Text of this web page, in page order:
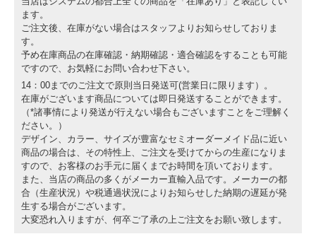
ます。
ご注文後、在庫がない場合はスタッフよりお知らせしておりま
す。
予め在庫商品の在庫確認・納期確認・適合確認をすることも可能
ですので、お気軽にお問い合わせ下さい。
14：00までのご注文で原則当日発送可(営業日に限ります）。
在庫がございます商品については即日発送することができます。
（*諸事情により発送が行えない場合もございますことをご理解く
ださい。）
デザイン、カラー、サイズが豊富なセミオーダーメイド品に近い
商品の場合は、その特性上、ご注文を受けてからの生産になりま
すので、お客様のお手元に届くまでお時間を頂いております。
また、当店の商品の多くがメーカー直輸入品です。メーカーの都
合（生産状況）や税通過状況によりお知らせした納期の遅延が発
生する場合がございます。
大変恐れ入りますが、何卒ご了承の上ご注文をお願い致します。